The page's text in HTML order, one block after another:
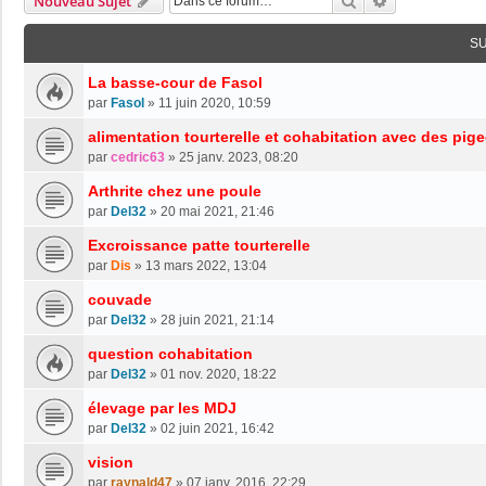
La basse-cour de Fasol
par Fasol » 11 juin 2020, 10:59
alimentation tourterelle et cohabitation avec des
par cedric63 » 25 janv. 2023, 08:20
Arthrite chez une poule
par Del32 » 20 mai 2021, 21:46
Excroissance patte tourterelle
par Dis » 13 mars 2022, 13:04
couvade
par Del32 » 28 juin 2021, 21:14
question cohabitation
par Del32 » 01 nov. 2020, 18:22
élevage par les MDJ
par Del32 » 02 juin 2021, 16:42
vision
par raynald47 » 07 janv. 2016, 22:29